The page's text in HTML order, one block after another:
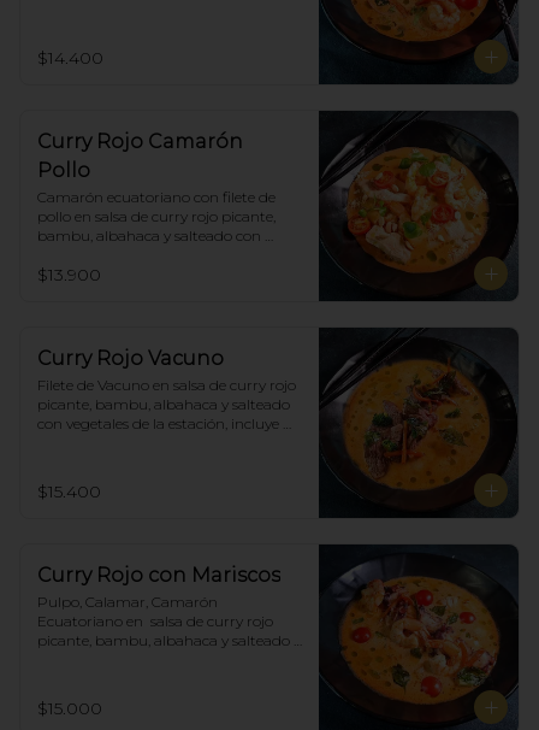
$14.400
Curry Rojo Camarón
Pollo
Camarón ecuatoriano con filete de
pollo en salsa de curry rojo picante,
bambu, albahaca y salteado con
porción de arroz blanco.
$13.900
Curry Rojo Vacuno
Filete de Vacuno en salsa de curry rojo
picante, bambu, albahaca y salteado
con vegetales de la estación, incluye
$15.400
Curry Rojo con Mariscos
Pulpo, Calamar, Camarón
Ecuatoriano en  salsa de curry rojo
picante, bambu, albahaca y salteado
$15.000